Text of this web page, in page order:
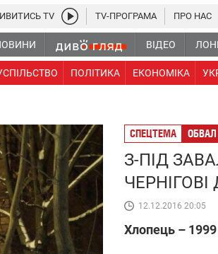
ВІДЕО
ПОЛІТИКА ЕКОНОМІКА
TV TV-ПРОГРАМА ПРО НАС
СПЕЦТЕМА ОБВАЛ
З-ПІД
12.12.2016 20:05
Хлопець –